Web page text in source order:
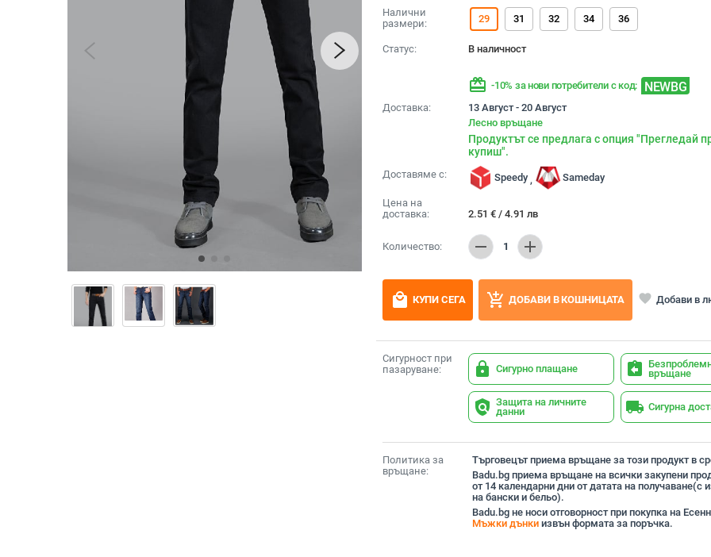
Налични
размери:
29 31 32 34 36
Статус: В наличност
redeem -10% за нови потребители с код: NEWBG
Доставка:
13 Август - 20 Август
Лесно връщане
Продуктът се предлага с опция "Прегледай
купиш".
Доставяме с: Speedy , Sameday
Цена на
доставка:
2.51 € / 4.91 лв
Количество: remove 1 add
local_mall КУПИ СЕГА add_shopping_cart ДОБАВИ В КОШНИЦАТА favorite Добави в
Сигурност при
пазаруване:
lock Сигурно плащане assignment_return връщане
policy Защита на личните
данни
local_shipping Сигурна
Политика за
връщане:
Търговецът приема връщане за този продукт в
Badu.bg приема връщане на всички закупени
от 14 календарни дни от датата на получаване(с
на бански и бельо).
Badu.bg не носи отговорност при покупка на
Мъжки дънкиизвън формата за поръчка.